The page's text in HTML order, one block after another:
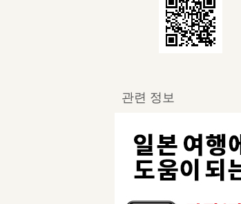
관련 정보